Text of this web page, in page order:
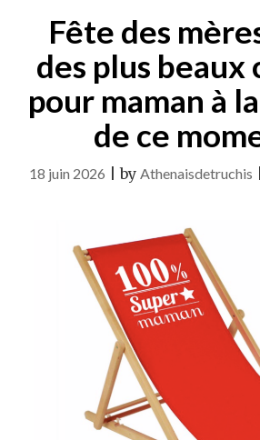
Fête des
des plus beaux
pour maman à
de ce
18 juin 2026 |by Athenaisdetruchis